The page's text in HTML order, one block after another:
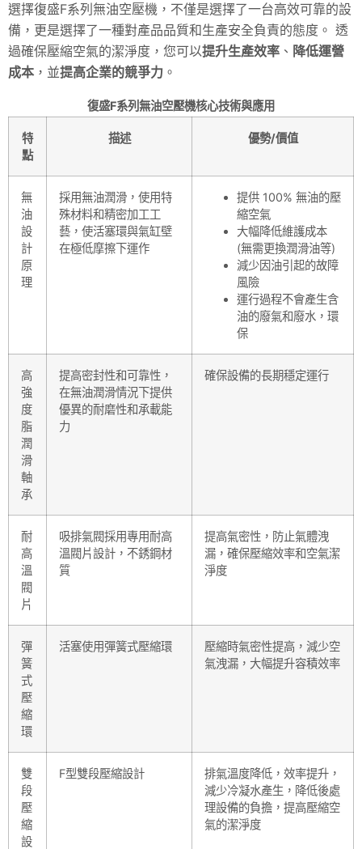
選擇復盛F系列無油空壓機，不僅是選擇了一台高效可靠的設
備，更是選擇了一種對產品品質和生產安全負責的態度。 透
過確保壓縮空氣的潔淨度，您可以提升生產效率 、 降低運營
成本 ，並提高企業的競爭力 。
復盛F系列無油空壓機核心技術與應用
特
點
描述 優勢/價值
無
油
設
計
原
理
採用無油潤滑，使用特
殊材料和精密加工工
藝，使活塞環與氣缸壁
在極低摩擦下運作
提供 100% 無油的壓
縮空氣
大幅降低維護成本
(無需更換潤滑油等)
減少因油引起的故障
風險
運行過程不會產生含
油的廢氣和廢水，環
保
高
強
度
脂
潤
滑
軸
承
提高密封性和可靠性，
在無油潤滑情況下提供
優異的耐磨性和承載能
力
確保設備的長期穩定運行
耐
高
溫
閥
片
吸排氣閥採用專用耐高
溫閥片設計，不銹鋼材
質
提高氣密性，防止氣體洩
漏，確保壓縮效率和空氣潔
淨度
彈
簧
式
壓
縮
環
活塞使用彈簧式壓縮環
壓縮時氣密性提高，減少空
氣洩漏，大幅提升容積效率
雙
段
壓
縮
設
F型雙段壓縮設計
排氣溫度降低，效率提升，
減少冷凝水產生，降低後處
理設備的負擔，提高壓縮空
氣的潔淨度